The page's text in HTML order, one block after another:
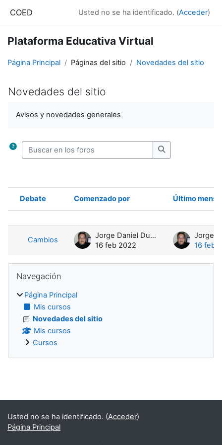
COED Usted no se ha identificado. (Acceder)
Plataforma Educativa Virtual
Página Principal Páginas del sitio Novedades del sitio
Novedades del sitio
Avisos y novedades generales
Buscar en los foros
Buscar en los
Estado
Debate Comenzado por Último
Cambios
Jorge Daniel Durando
16 feb 2022
16 feb
Bloques
Navegación
Página Principal
Mis cursos
Novedades del sitio
Mis cursos
Cursos
Usted no se ha identificado. (Acceder)
Página Principal